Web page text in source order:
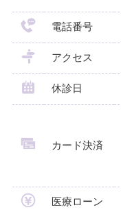
電話番号
アクセス
休診日
カード決済
医療ローン